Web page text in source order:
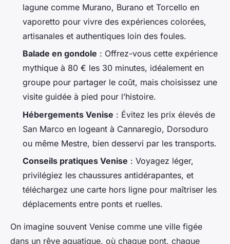
lagune comme Murano, Burano et Torcello en
vaporetto pour vivre des expériences colorées,
artisanales et authentiques loin des foules.
Balade en gondole : Offrez-vous cette expérience
mythique à 80 € les 30 minutes, idéalement en
groupe pour partager le coût, mais choisissez une
visite guidée à pied pour l’histoire.
Hébergements Venise : Évitez les prix élevés de
San Marco en logeant à Cannaregio, Dorsoduro
ou même Mestre, bien desservi par les transports.
Conseils pratiques Venise : Voyagez léger,
privilégiez les chaussures antidérapantes, et
téléchargez une carte hors ligne pour maîtriser les
déplacements entre ponts et ruelles.
On imagine souvent Venise comme une ville figée
dans un rêve aquatique, où chaque pont, chaque